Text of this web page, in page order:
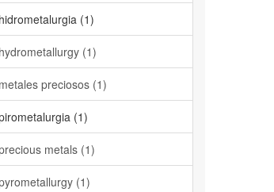
hidrometalurgia (1)
hydrometallurgy (1)
metales preciosos (1)
(1)
metals (1)
(1)